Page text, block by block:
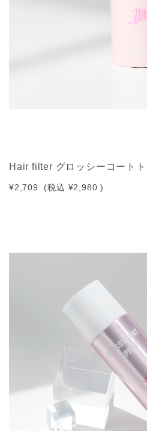
Hair filter グロッシーコートト
¥2,709 (税込 ¥2,980 )